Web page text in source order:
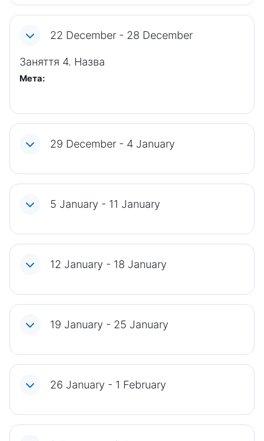
22 December - 28 December
Заняття 4. Назва
Мета:
29 December - 4 January
5 January - 11 January
12 January - 18 January
19 January - 25 January
26 January - 1 February